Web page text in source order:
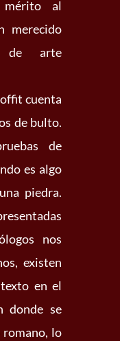
al
merecido
arte
cuenta
de bulto.
de
es algo
piedra.
nos
existen
en el
donde se
romano, lo